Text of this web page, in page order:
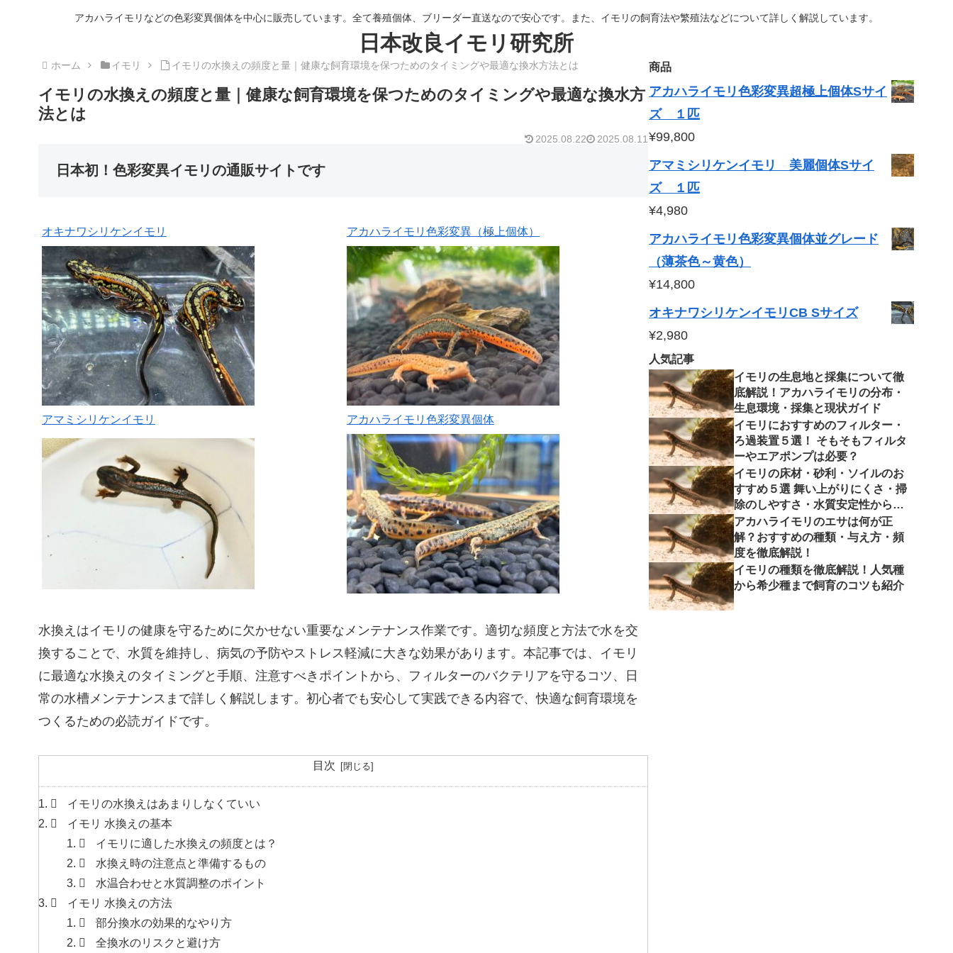
アカハライモリなどの色彩変異個体を中心に販売しています。全て養殖個体、ブリーダー直送なので安心です。また、イモリの飼育法や繁殖法などについて詳しく解説しています。
日本改良イモリ研究所
ホーム イモリ イモリの水換えの頻度と量｜健康な飼育環境を保つためのタイミングや最適な換水方法とは
イモリの水換えの頻度と量｜健康な飼育環境を保つためのタイミングや最適な換水方
法とは
2025.08.11
2025.08.22
日本初！色彩変異イモリの通販サイトです
オキナワシリケンイモリ アカハライモリ色彩変異（極上個体）
アマミシリケンイモリ アカハライモリ色彩変異個体
水換えはイモリの健康を守るために欠かせない重要なメンテナンス作業です。適切な頻度と方法で水を交
換することで、水質を維持し、病気の予防やストレス軽減に大きな効果があります。本記事では、イモリ
に最適な水換えのタイミングと手順、注意すべきポイントから、フィルターのバクテリアを守るコツ、日
常の水槽メンテナンスまで詳しく解説します。初心者でも安心して実践できる内容で、快適な飼育環境を
つくるための必読ガイドです。
目次
イモリの水換えはあまりしなくていい
イモリ 水換えの基本
イモリに適した水換えの頻度とは？
水換え時の注意点と準備するもの
水温合わせと水質調整のポイント
イモリ 水換えの方法
部分換水の効果的なやり方
全換水のリスクと避け方
商品
アカハライモリ色彩変異超極上個体Sサイ
ズ １匹
¥99,800
アマミシリケンイモリ 美麗個体Sサイ
ズ １匹
¥4,980
アカハライモリ色彩変異個体並グレード
（薄茶色～黄色）
¥14,800
オキナワシリケンイモリCB Sサイズ
¥2,980
人気記事
イモリの生息地と採集について徹
底解説！アカハライモリの分布・
生息環境・採集と現状ガイド
イモリにおすすめのフィルター・
ろ過装置５選！ そもそもフィルタ
ーやエアポンプは必要？
イモリの床材・砂利・ソイルのお
すすめ５選 舞い上がりにくさ・掃
除のしやすさ・水質安定性から徹
底解説
アカハライモリのエサは何が正
解？おすすめの種類・与え方・頻
度を徹底解説！
イモリの種類を徹底解説！人気種
から希少種まで飼育のコツも紹介